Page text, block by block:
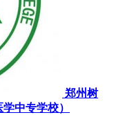
郑州树
中专学校）